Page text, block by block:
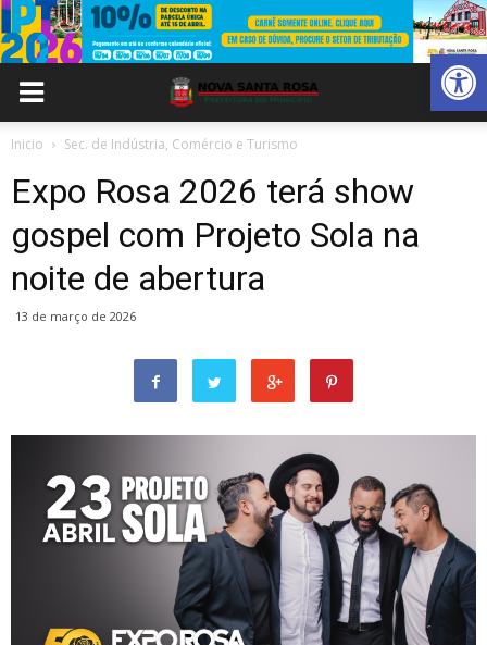
Abrir
Inicio Sec. de Indústria, Comércio e Turismo
Expo Rosa 2026 terá show
gospel com Projeto Sola na
noite de abertura
13 de março de 2026